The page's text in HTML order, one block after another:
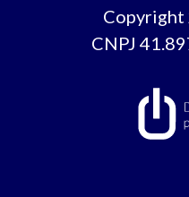
Copyright
CNPJ